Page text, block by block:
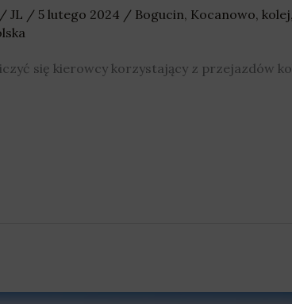
JL / 5 lutego 2024 / Bogucin, Kocanowo, kolej,
się kierowcy korzystający z przejazdów